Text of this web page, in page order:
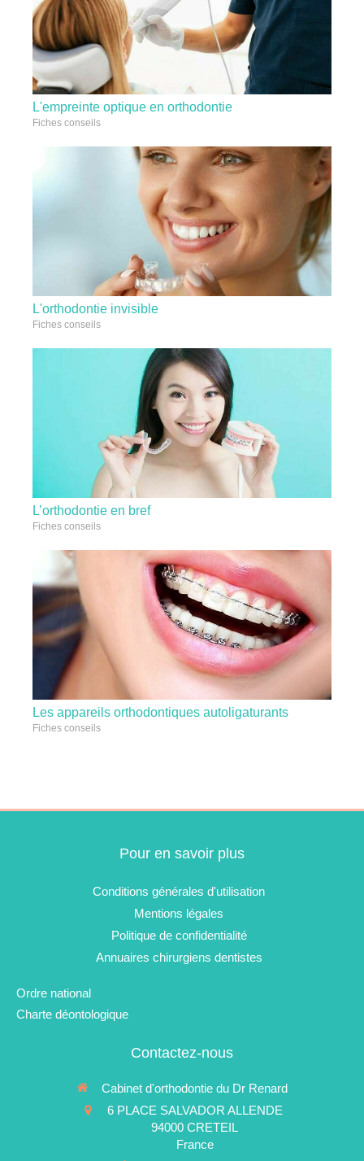
L'empreinte optique en orthodontie
Fiches conseils
L'orthodontie invisible
Fiches conseils
L’orthodontie en bref
Fiches conseils
Les appareils orthodontiques autoligaturants
Fiches conseils
Pour en savoir plus
Conditions générales d'utilisation
Mentions légales
Politique de confidentialité
Annuaires chirurgiens dentistes
Ordre national
Charte déontologique
Contactez-nous
Cabinet d'orthodontie du Dr Renard
6 PLACE SALVADOR ALLENDE
94000 CRETEIL
France